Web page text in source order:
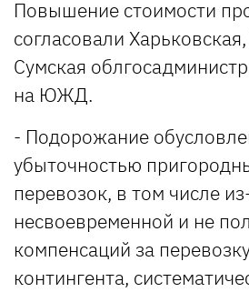
Повышение стоимости
согласовали
Сумская
на ЮЖД.
- Подорожание
убыточностью
перевозок, в том числе
несвоевременной и не
компенсаций за
контингента,